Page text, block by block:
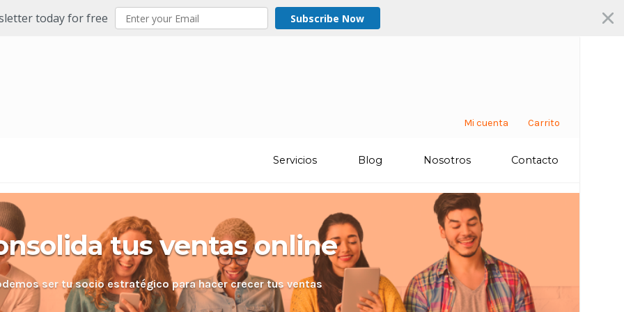
today for free
Subscribe Now
Mi cuenta Carrito
Contacto
Nosotros
Blog
Servicios
tus ventas online
ser tu socio estratégico para hacer crecer tus ventas